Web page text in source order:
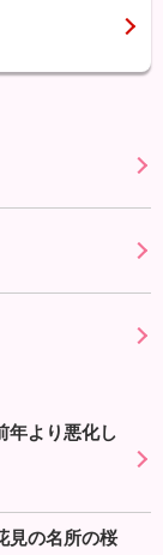
より悪化し
見の名所の桜